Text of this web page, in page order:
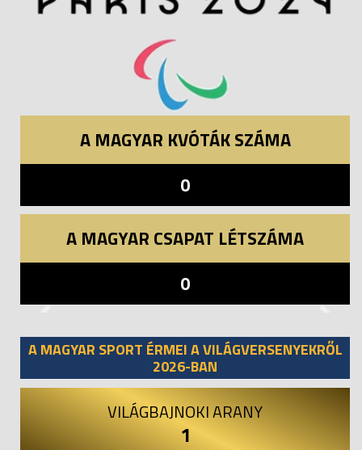
A MAGYAR KVÓTÁK SZÁMA
0
A MAGYAR CSAPAT LÉTSZÁMA
0
A MAGYAR SPORT ÉRMEI A VILÁGVERSENYEKRŐL
2026-BAN
VILÁGBAJNOKI ARANY
1